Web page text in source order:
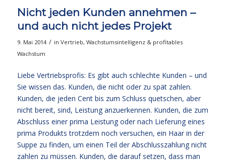
Nicht jeden Kunden annehmen –
und auch nicht jedes Projekt
9. Mai 2014 / in Vertrieb, Wachstumsintelligenz & profitables
Wachstum
Liebe Vertriebsprofis: Es gibt auch schlechte Kunden – und
Sie wissen das. Kunden, die nicht oder zu spät zahlen.
Kunden, die jeden Cent bis zum Schluss quetschen, aber
nicht bereit, sind, Leistung anzuerkennen. Kunden, die zum
Abschluss einer prima Leistung oder nach Lieferung eines
prima Produkts trotzdem noch versuchen, ein Haar in der
Suppe zu finden, um einen Teil der Abschlusszahlung nicht
zahlen zu müssen. Kunden, die darauf setzen, dass man